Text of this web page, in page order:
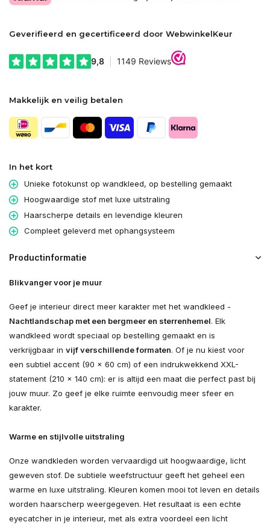
Geverifieerd en gecertificeerd door WebwinkelKeur
Makkelijk en veilig betalen
In het kort
Unieke fotokunst op wandkleed, op bestelling gemaakt
Hoogwaardige stof met luxe uitstraling
Haarscherpe details en levendige kleuren
Compleet geleverd met ophangsysteem
Productinformatie
Blikvanger voor je muur
Geef je interieur direct meer karakter met het wandkleed -
Nachtlandschap met een bergmeer en sterrenhemel. Elk
wandkleed wordt speciaal op bestelling gemaakt en is
verkrijgbaar in vijf verschillende formaten. Of je nu kiest voor
een subtiel accent (90 × 60 cm) of een indrukwekkend XXL-
statement (210 × 140 cm): er is altijd een maat die perfect past bij
jouw muur. Zo geef je elke ruimte eenvoudig meer sfeer en
karakter.
Warme en stijlvolle uitstraling
Onze wandkleden worden vervaardigd uit hoogwaardige, licht
geweven stof. De subtiele weefstructuur geeft het geheel een
warme en luxe uitstraling. Kleuren komen mooi tot leven en details
worden haarscherp weergegeven. Het resultaat is een echte
eyecatcher in je interieur, met als extra voordeel een licht